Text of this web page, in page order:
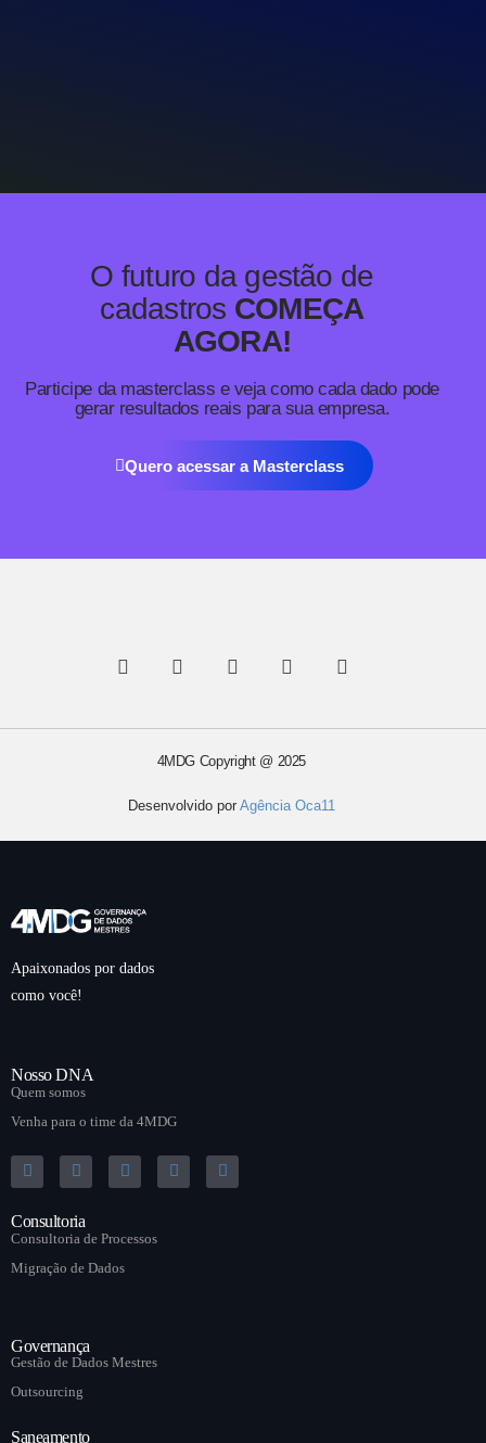
O futuro da gestão de
cadastros COMEÇA
AGORA!
Participe da masterclass e veja como cada dado pode
gerar resultados reais para sua empresa.
Quero acessar a Masterclass
4MDG Copyright @ 2025
Desenvolvido por Agência Oca11
Apaixonados por dados
como você!
Nosso DNA
Quem somos
Venha para o time da 4MDG
Consultoria
Consultoria de Processos
Migração de Dados
Governança
Gestão de Dados Mestres
Outsourcing
Saneamento